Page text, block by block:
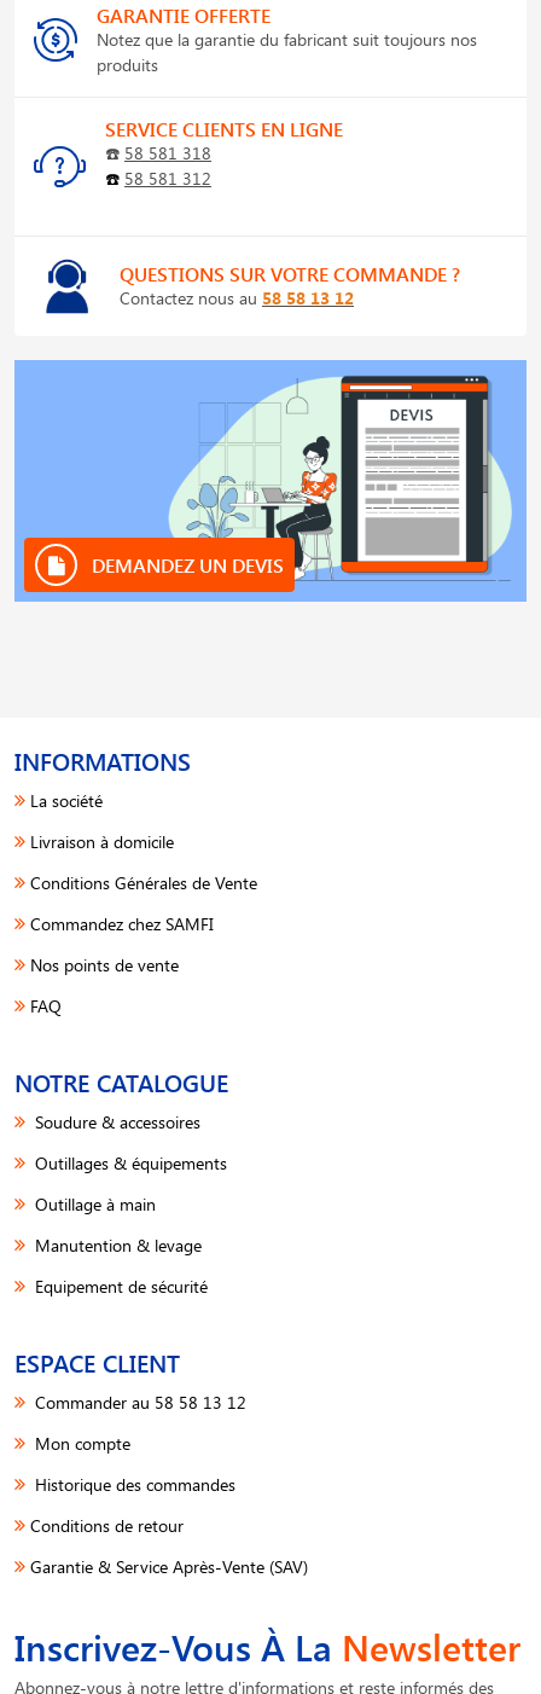
GARANTIE OFFERTE
Notez que la garantie du fabricant suit toujours nos
produits
SERVICE CLIENTS EN LIGNE
☎️ 58 581 318
☎️ 58 581 312
QUESTIONS SUR VOTRE COMMANDE ?
Contactez nous au 58 58 13 12
DEMANDEZ UN DEVIS
INFORMATIONS
La société
Livraison à domicile
Conditions Générales de Vente
Commandez chez SAMFI
Nos points de vente
FAQ
NOTRE CATALOGUE
Soudure & accessoires
Outillages & équipements
Outillage à main
Manutention & levage
Equipement de sécurité
ESPACE CLIENT
Commander au 58 58 13 12
Mon compte
Historique des commandes
Conditions de retour
Garantie & Service Après-Vente (SAV)
Inscrivez-Vous À La Newsletter
Abonnez-vous à notre lettre d'informations et reste informés des